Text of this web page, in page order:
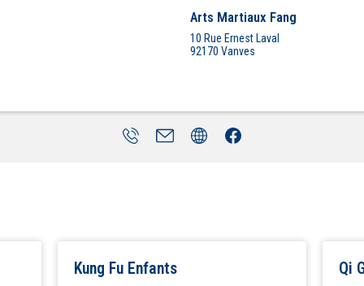
Arts Martiaux Fang
10 Rue Ernest Laval
92170 Vanves
Kung Fu Enfants Qi